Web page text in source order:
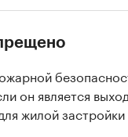
он является
жилой застройки